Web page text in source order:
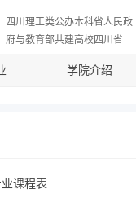
四川理工类公办本科省人民政
府与教育部共建高校四川省
学院介绍
课程表